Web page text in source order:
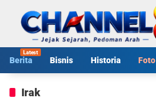
konten
Berita Bisnis Historia Foto
Irak